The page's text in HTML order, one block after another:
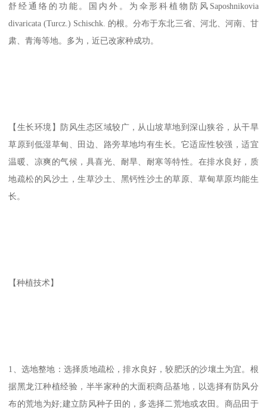
舒经通络的功能。国内外。为伞形科植物防风Saposhnikovia
divaricata (Turcz.) Schischk. 的根。分布于东北三省、河北、河南、甘
肃、青海等地。多为，近已改家种成功。
【生长环境】防风生态区域较广，从山坡草地到深山狭谷，从干旱
草原到低湿草甸、田边、路旁草地均有生长。它适应性较强，适宜
温暖、凉爽的气候，具喜光、耐旱、耐寒等特性。在排水良好，质
地疏松的风沙土，生草沙土、黑钙性沙土的草原、草甸草原均能生
长。
【种植技术】
1、选地整地：选择质地疏松，排水良好，较肥沃的沙壤土为宜。根
据黑龙江种植经验，半半家种的大面积商品基地，以选择有防风分
布的荒地为好;建立防风种子田的，多选择二荒地或农田。商品田于